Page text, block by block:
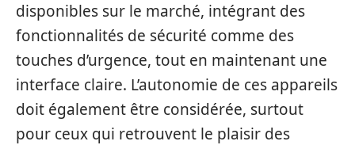
disponibles sur le marché, intégrant des
fonctionnalités de sécurité comme des
touches d’urgence, tout en maintenant une
interface claire. L’autonomie de ces appareils
doit également être considérée, surtout
pour ceux qui retrouvent le plaisir des